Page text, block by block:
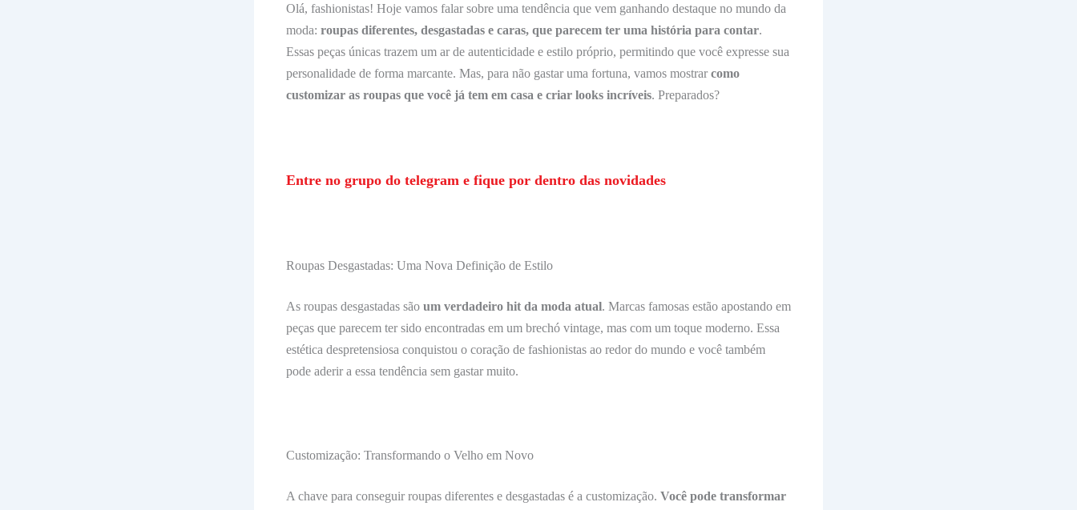
Olá, fashionistas! Hoje vamos falar sobre uma tendência que vem ganhando destaque no mundo da
moda: roupas diferentes, desgastadas e caras, que parecem ter uma história para contar.
Essas peças únicas trazem um ar de autenticidade e estilo próprio, permitindo que você expresse sua
personalidade de forma marcante. Mas, para não gastar uma fortuna, vamos mostrar como
customizar as roupas que você já tem em casa e criar looks incríveis. Preparados?
Entre no grupo do telegram e fique por dentro das novidades
Roupas Desgastadas: Uma Nova Definição de Estilo
As roupas desgastadas são um verdadeiro hit da moda atual. Marcas famosas estão apostando em
peças que parecem ter sido encontradas em um brechó vintage, mas com um toque moderno. Essa
estética despretensiosa conquistou o coração de fashionistas ao redor do mundo e você também
pode aderir a essa tendência sem gastar muito.
Customização: Transformando o Velho em Novo
A chave para conseguir roupas diferentes e desgastadas é a customização. Você pode transformar